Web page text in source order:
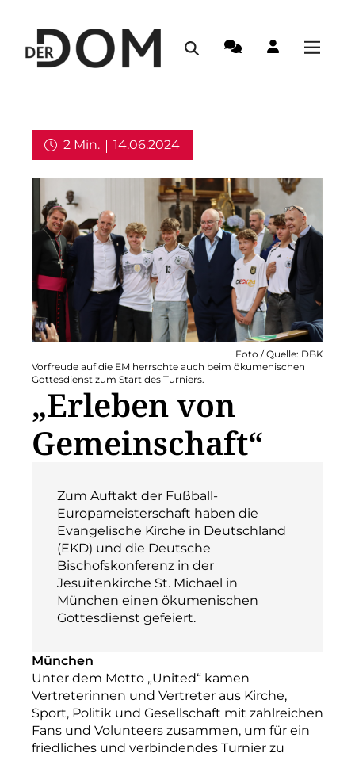
2 Min.
14.06.2024
Vorfreude auf die EM herrschte auch beim ökumenischen
Gottesdienst zum Start des Turniers.
Foto / Quelle: DBK
„Erleben von
Gemeinschaft“
Zum Auftakt der Fußball-
Europameisterschaft haben die
Evangelische Kirche in Deutschland
(EKD) und die Deutsche
Bischofskonferenz in der
Jesuitenkirche St. Michael in
München einen ökumenischen
Gottesdienst gefeiert.
München
Unter dem Motto „United“ kamen
Vertreterinnen und Vertreter aus Kirche,
Sport, Politik und Gesellschaft mit zahlreichen
Fans und Volunteers zusammen, um für ein
friedliches und verbindendes Turnier zu